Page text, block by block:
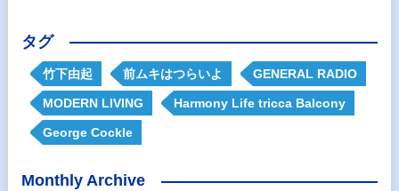
タグ
竹下由起 前ムキはつらいよ GENERAL RADIO
MODERN LIVING Harmony Life tricca Balcony
George Cockle
Monthly Archive